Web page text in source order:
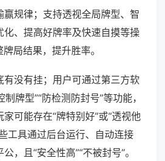
赢规律；支持透视全局牌型、智
化、提高好牌率及快速自摸等操
局结果，提升胜率。
有没有挂；用户可通过第三方软
制牌型”“防检测防封号”等功能，
可能存在“牌特别好”或“透视他
工具通过后台运行、自动连接
，且“安全性高”“不被封号”。